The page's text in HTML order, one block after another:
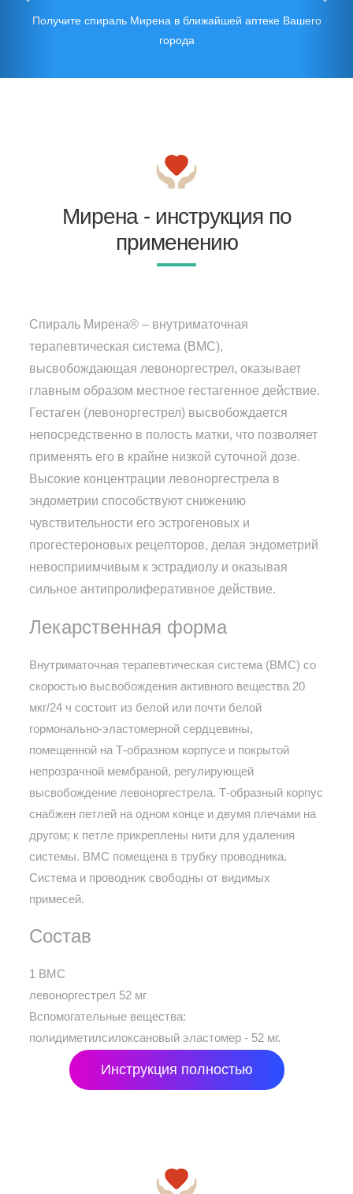
Получите спираль Мирена в ближайшей аптеке Вашего
города
Мирена - инструкция по
применению
Спираль Мирена® – внутриматочная
терапевтическая система (ВМС),
высвобождающая левоноргестрел, оказывает
главным образом местное гестагенное действие.
Гестаген (левоноргестрел) высвобождается
непосредственно в полость матки, что позволяет
применять его в крайне низкой суточной дозе.
Высокие концентрации левоноргестрела в
эндометрии способствуют снижению
чувствительности его эстрогеновых и
прогестероновых рецепторов, делая эндометрий
невосприимчивым к эстрадиолу и оказывая
сильное антипролиферативное действие.
Лекарственная форма
Внутриматочная терапевтическая система (ВМС) со
скоростью высвобождения активного вещества 20
мкг/24 ч состоит из белой или почти белой
гормонально-эластомерной сердцевины,
помещенной на Т-образном корпусе и покрытой
непрозрачной мембраной, регулирующей
высвобождение левоноргестрела. Т-образный корпус
снабжен петлей на одном конце и двумя плечами на
другом; к петле прикреплены нити для удаления
системы. ВМС помещена в трубку проводника.
Система и проводник свободны от видимых
примесей.
Состав
1 ВМС
левоноргестрел 52 мг
Вспомогательные вещества:
полидиметилсилоксановый эластомер - 52 мг.
Инструкция полностью